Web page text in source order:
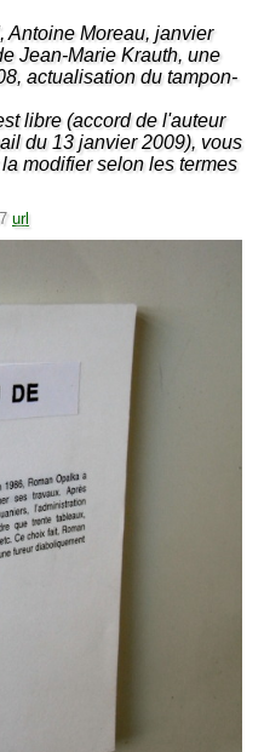
Antoine Moreau, janvier
Jean-Marie Krauth, une
actualisation du tampon-
libre (accord de l'auteur
du 13 janvier 2009), vous
modifier selon les termes
url